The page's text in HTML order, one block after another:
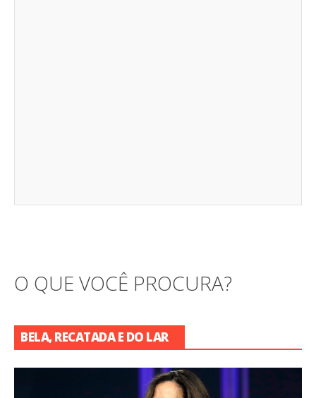
O QUE VOCÊ PROCURA?
BELA, RECATADA E DO LAR